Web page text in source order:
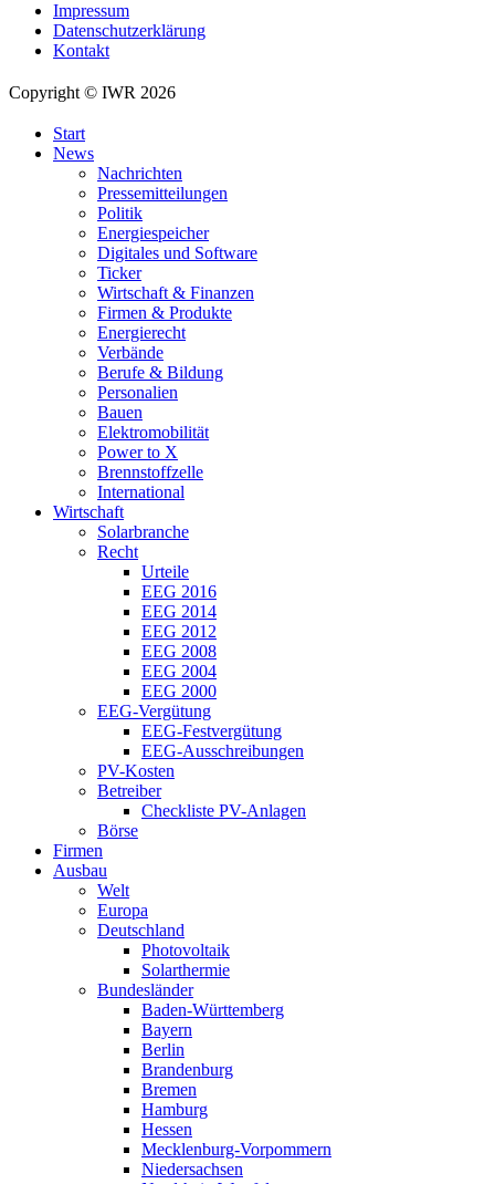
Impressum
Datenschutzerklärung
Kontakt
Copyright © IWR 2026
Start
News
Nachrichten
Pressemitteilungen
Politik
Energiespeicher
Digitales und Software
Ticker
Wirtschaft & Finanzen
Firmen & Produkte
Energierecht
Verbände
Berufe & Bildung
Personalien
Bauen
Elektromobilität
Power to X
Brennstoffzelle
International
Wirtschaft
Solarbranche
Recht
Urteile
EEG 2016
EEG 2014
EEG 2012
EEG 2008
EEG 2004
EEG 2000
EEG-Vergütung
EEG-Festvergütung
EEG-Ausschreibungen
PV-Kosten
Betreiber
Checkliste PV-Anlagen
Börse
Firmen
Ausbau
Welt
Europa
Deutschland
Photovoltaik
Solarthermie
Bundesländer
Baden-Württemberg
Bayern
Berlin
Brandenburg
Bremen
Hamburg
Hessen
Mecklenburg-Vorpommern
Niedersachsen